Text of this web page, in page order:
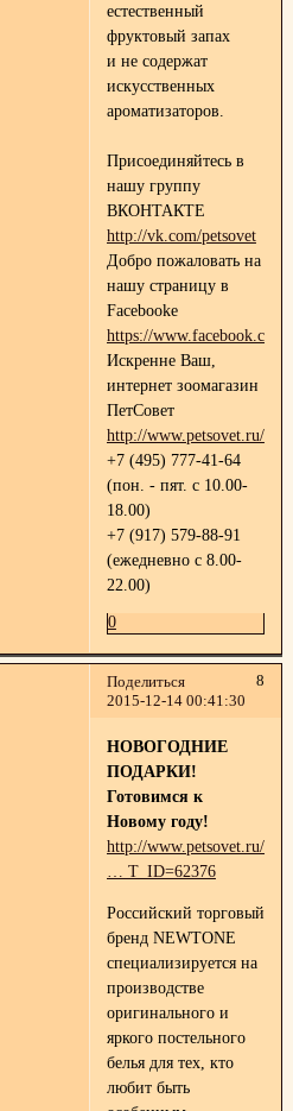
естественный
фруктовый запах
и не содержат
искусственных
ароматизаторов.
Присоединяйтесь в
нашу группу
ВКОНТАКТЕ
http://vk.com/petsovet
Добро пожаловать на
нашу страницу в
Facebooke
https://
Искренне Ваш,
интернет зоомагазин
ПетСовет
http://www.petsovet.ru/
+7 (495) 777-41-64
(пон. - пят. с 10.00-
18.00)
+7 (917) 579-88-91
(ежедневно с 8.00-
22.00)
0
Поделиться
8
2015-12-14 00:41:30
НОВОГОДНИЕ
ПОДАРКИ!
Готовимся к
Новому году!
http://www.petsovet.ru/
… T_ID=62376
Российский торговый
бренд NEWTONE
специализируется на
производстве
оригинального и
яркого постельного
белья для тех, кто
любит быть